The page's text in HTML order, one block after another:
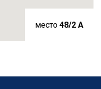
место 48/2 A